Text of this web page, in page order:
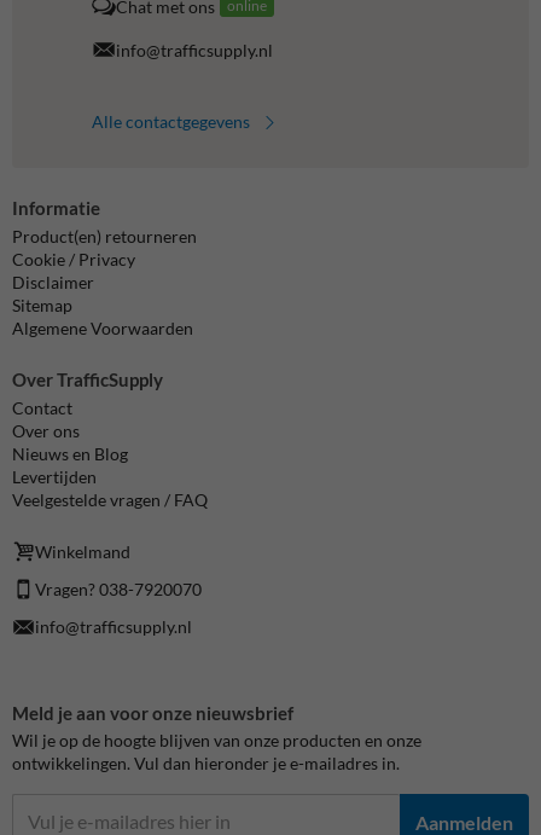
Chat met ons online
info@trafficsupply.nl
Alle contactgegevens
Informatie
Product(en) retourneren
Cookie / Privacy
Disclaimer
Sitemap
Algemene Voorwaarden
Over TrafficSupply
Contact
Over ons
Nieuws en Blog
Levertijden
Veelgestelde vragen / FAQ
Winkelmand
Vragen? 038-7920070
info@trafficsupply.nl
Meld je aan voor onze nieuwsbrief
Wil je op de hoogte blijven van onze producten en onze
ontwikkelingen. Vul dan hieronder je e-mailadres in.
Aanmelden